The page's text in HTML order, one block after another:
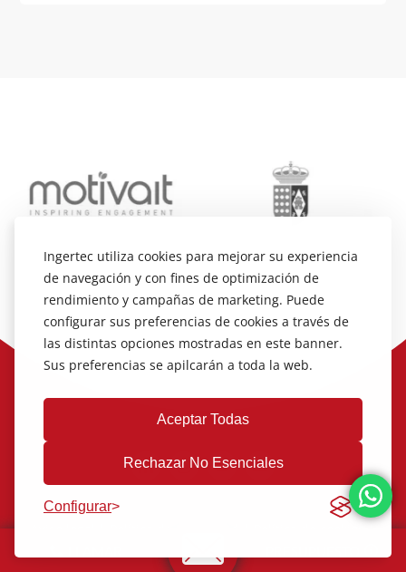
Ingertec utiliza cookies para mejorar su experiencia
de navegación y con fines de optimización de
rendimiento y campañas de marketing. Puede
configurar sus preferencias de cookies a través de
las distintas opciones mostradas en este banner.
Sus preferencias se apilcarán a toda la web.
Aceptar Todas
Rechazar No Esenciales
Configurar